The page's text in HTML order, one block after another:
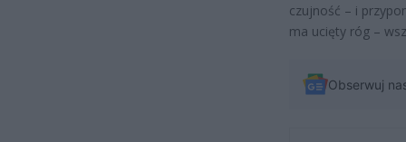
czujność – i
ma ucięty róg –
Obserwuj